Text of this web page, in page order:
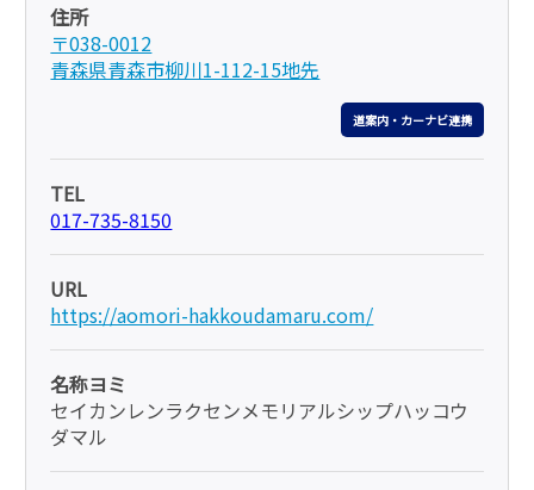
住所
〒038-0012
青森県青森市柳川1-112-15地先
道案内・カーナビ連携
TEL
017-735-8150
URL
https://aomori-hakkoudamaru.com/
名称ヨミ
セイカンレンラクセンメモリアルシップハッコウ
ダマル